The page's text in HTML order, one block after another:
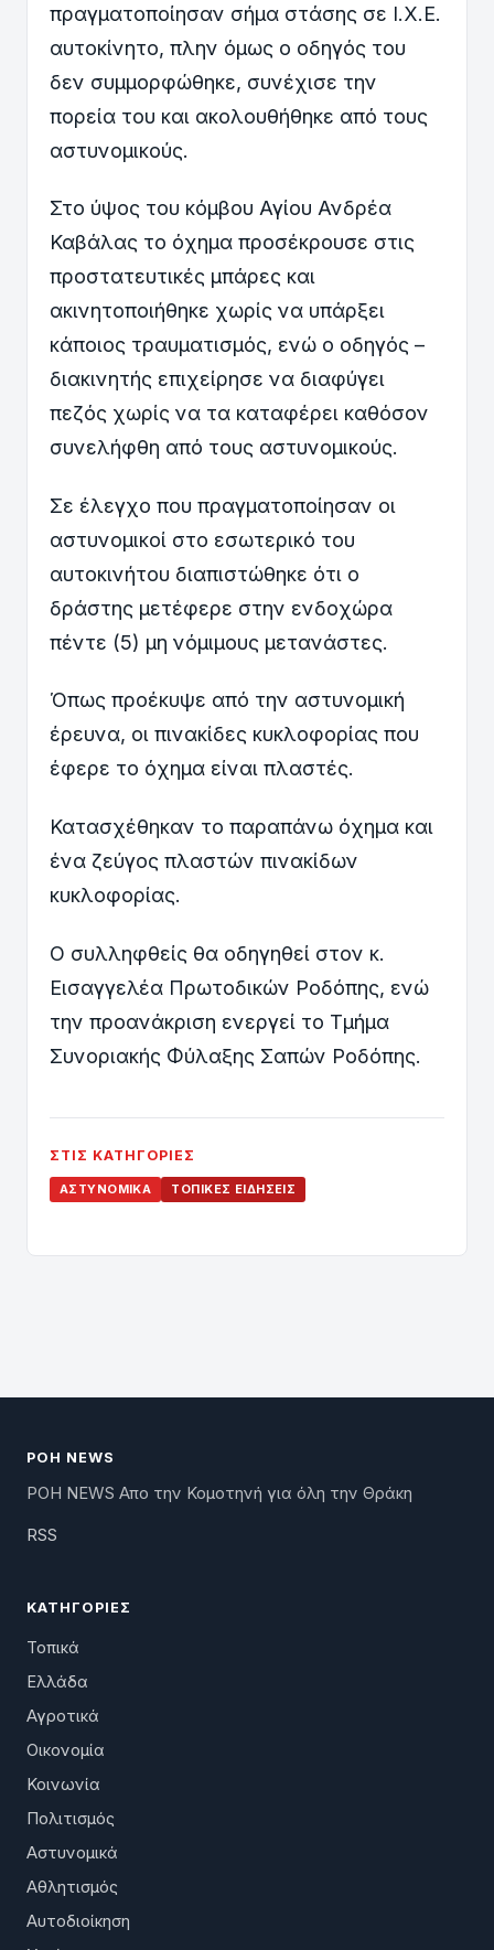
πραγματοποίησαν σήμα στάσης σε Ι.Χ.Ε.
αυτοκίνητο, πλην όμως ο οδηγός του
δεν συμμορφώθηκε, συνέχισε την
πορεία του και ακολουθήθηκε από τους
αστυνομικούς.
Στο ύψος του κόμβου Αγίου Ανδρέα
Καβάλας το όχημα προσέκρουσε στις
προστατευτικές μπάρες και
ακινητοποιήθηκε χωρίς να υπάρξει
κάποιος τραυματισμός, ενώ ο οδηγός –
διακινητής επιχείρησε να διαφύγει
πεζός χωρίς να τα καταφέρει καθόσον
συνελήφθη από τους αστυνομικούς.
Σε έλεγχο που πραγματοποίησαν οι
αστυνομικοί στο εσωτερικό του
αυτοκινήτου διαπιστώθηκε ότι ο
δράστης μετέφερε στην ενδοχώρα
πέντε (5) μη νόμιμους μετανάστες.
Όπως προέκυψε από την αστυνομική
έρευνα, οι πινακίδες κυκλοφορίας που
έφερε το όχημα είναι πλαστές.
Κατασχέθηκαν το παραπάνω όχημα και
ένα ζεύγος πλαστών πινακίδων
κυκλοφορίας.
Ο συλληφθείς θα οδηγηθεί στον κ.
Εισαγγελέα Πρωτοδικών Ροδόπης, ενώ
την προανάκριση ενεργεί το Τμήμα
Συνοριακής Φύλαξης Σαπών Ροδόπης.
ΣΤΙΣ ΚΑΤΗΓΟΡΊΕΣ
ΑΣΤΥΝΟΜΙΚΆ ΤΟΠΙΚΈΣ ΕΙΔΉΣΕΙΣ
ΡΟΗ NEWS
ΡΟΗ NEWS Απο την Κομοτηνή για όλη την Θράκη
RSS
ΚΑΤΗΓΟΡΊΕΣ
Τοπικά
Ελλάδα
Αγροτικά
Οικονομία
Κοινωνία
Πολιτισμός
Αστυνομικά
Αθλητισμός
Αυτοδιοίκηση